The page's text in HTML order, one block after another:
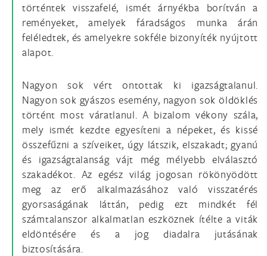
történtek visszafelé, ismét árnyékba borítván a
reményeket, amelyek fáradságos munka árán
feléledtek, és amelyekre sokféle bizonyíték nyújtott
alapot.
Nagyon sok vért ontottak ki igazságtalanul.
Nagyon sok gyászos esemény, nagyon sok öldöklés
történt most váratlanul. A bizalom vékony szála,
mely ismét kezdte egyesíteni a népeket, és kissé
összefűzni a szíveiket, úgy látszik, elszakadt; gyanú
és igazságtalanság vájt még mélyebb elválasztó
szakadékot. Az egész világ jogosan rökönyödött
meg az erő alkalmazásához való visszatérés
gyorsaságának láttán, pedig ezt mindkét fél
számtalanszor alkalmatlan eszköznek ítélte a viták
eldöntésére és a jog diadalra jutásának
biztosítására.